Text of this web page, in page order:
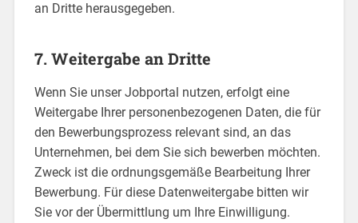
an Dritte herausgegeben.
7. Weitergabe an Dritte
Wenn Sie unser Jobportal nutzen, erfolgt eine
Weitergabe Ihrer personenbezogenen Daten, die für
den Bewerbungsprozess relevant sind, an das
Unternehmen, bei dem Sie sich bewerben möchten.
Zweck ist die ordnungsgemäße Bearbeitung Ihrer
Bewerbung. Für diese Datenweitergabe bitten wir
Sie vor der Übermittlung um Ihre Einwilligung.